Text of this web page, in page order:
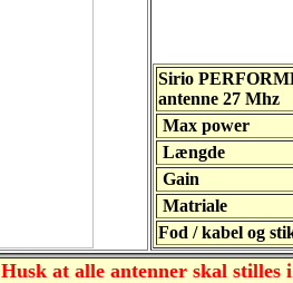
Sirio
antenne 27 Mhz
Max power
Længde
Gain
Matriale
Fod / kabel og
Husk at alle antenner skal stilles